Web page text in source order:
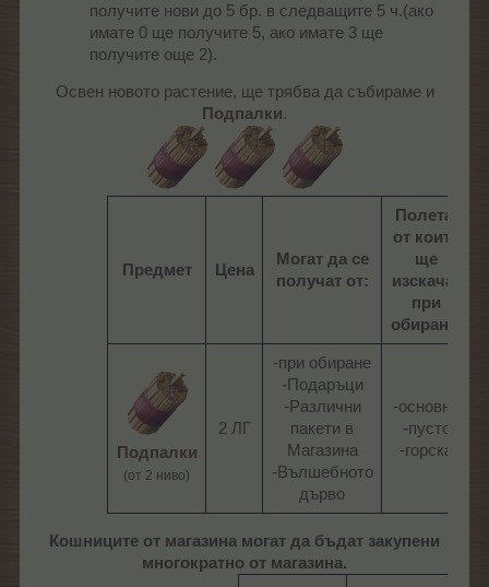
получите нови до 5 бр. в следващите 5 ч.(ако
имате 0 ще получите 5, ако имате 3 ще
получите още 2).
Освен новото растение, ще трябва да събираме и
Подпалки.
Предмет Цена
Могат да се
получат от:
Полета,
от които
ще
изскачат
при
обиране:
Подпалки
(от 2 ниво)
2 ЛГ​
-при обиране
-Подаръци
-Различни
пакети в
Магазина
-Вълшебното
дърво​
-основно
-пусто
-горска​
Кошниците от магазина могат да бъдат закупени
многократно от магазина.